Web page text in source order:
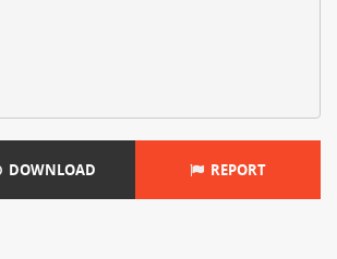
DOWNLOAD REPORT